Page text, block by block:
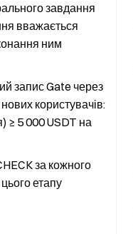
завдання
вважається
ним
запис Gate через
користувачів:
≥ 5 000 USDT на
за кожного
етапу